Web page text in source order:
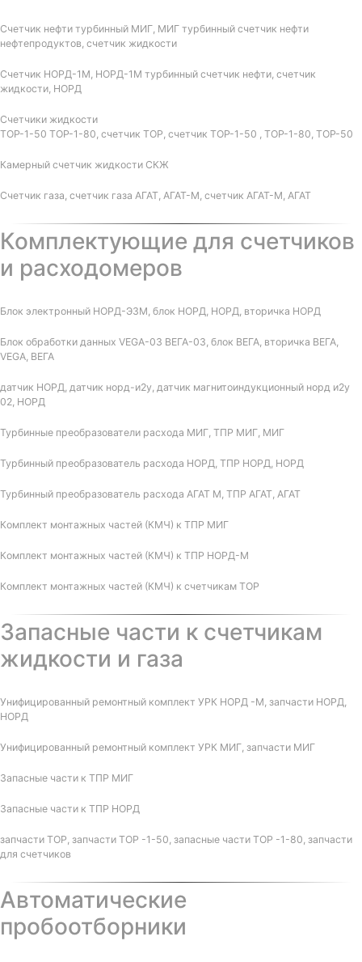
Счетчик нефти турбинный МИГ, МИГ турбинный счетчик нефти
нефтепродуктов, счетчик жидкости
Счетчик НОРД-1М, НОРД-1М турбинный счетчик нефти, счетчик
жидкости, НОРД
Счетчики жидкости
ТОР-1-50 ТОР-1-80, счетчик ТОР, счетчик ТОР-1-50 , ТОР-1-80, ТОР-50
Камерный счетчик жидкости СКЖ
Счетчик газа, счетчик газа АГАТ, АГАТ-М, счетчик АГАТ-М, АГАТ
Комплектующие для счетчиков
и расходомеров
Блок электронный НОРД-Э3М, блок НОРД, НОРД, вторичка НОРД
Блок обработки данных VEGA-03 ВЕГА-03, блок ВЕГА, вторичка ВЕГА,
VEGA, ВЕГА
датчик НОРД, датчик норд-и2у, датчик магнитоиндукционный норд и2у
02, НОРД
Турбинные преобразователи расхода МИГ, ТПР МИГ, МИГ
Турбинный преобразователь расхода НОРД, ТПР НОРД, НОРД
Турбинный преобразователь расхода АГАТ М, ТПР АГАТ, АГАТ
Комплект монтажных частей (КМЧ) к ТПР МИГ
Комплект монтажных частей (КМЧ) к ТПР НОРД-М
Комплект монтажных частей (КМЧ) к счетчикам ТОР
Запасные части к счетчикам
жидкости и газа
Унифицированный ремонтный комплект УРК НОРД -М, запчасти НОРД,
НОРД
Унифицированный ремонтный комплект УРК МИГ, запчасти МИГ
Запасные части к ТПР МИГ
Запасные части к ТПР НОРД
запчасти ТОР, запчасти ТОР -1-50, запасные части ТОР -1-80, запчасти
для счетчиков
Автоматические
пробоотборники